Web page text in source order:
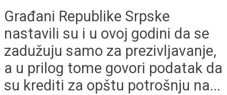
Građani Republike Srpske
nastavili su i u ovoj godini da se
zadužuju samo za prezivljavanje,
a u prilog tome govori podatak da
su krediti za opštu potrošnju na...